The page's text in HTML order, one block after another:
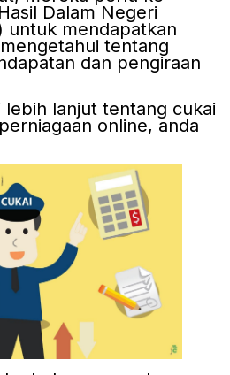
Dalam Negeri
untuk mendapatkan
tentang
dan pengiraan
lanjut tentang cukai
online, anda